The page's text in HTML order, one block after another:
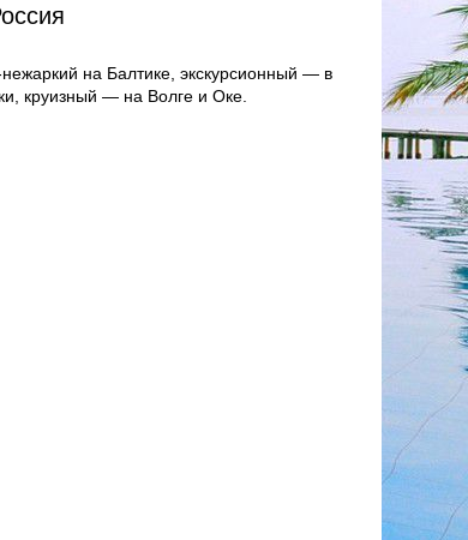
на Балтике, экскурсионный — в
круизный — на Волге и Оке.